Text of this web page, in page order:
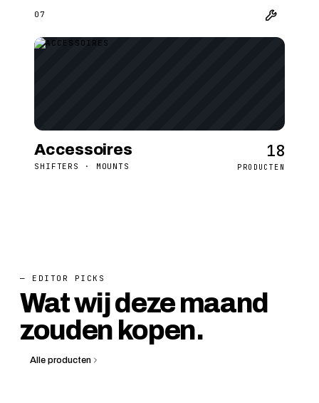
07
Accessoires
SHIFTERS · MOUNTS
18
PRODUCTEN
— EDITOR PICKS
Wat wij deze maand
zouden kopen.
Alle producten